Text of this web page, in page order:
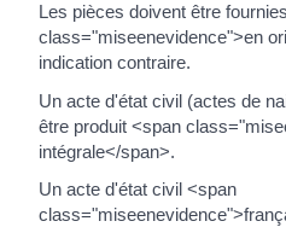
Les pièces doivent être
class="miseenevidence">en
indication contraire.
Un acte d'état civil (actes de
être produit <span
intégrale</span>.
Un acte d'état civil <span